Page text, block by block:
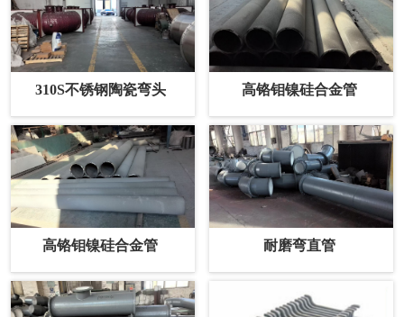
310S不锈钢陶瓷弯头 高铬钼镍硅合金管
高铬钼镍硅合金管 耐磨弯直管